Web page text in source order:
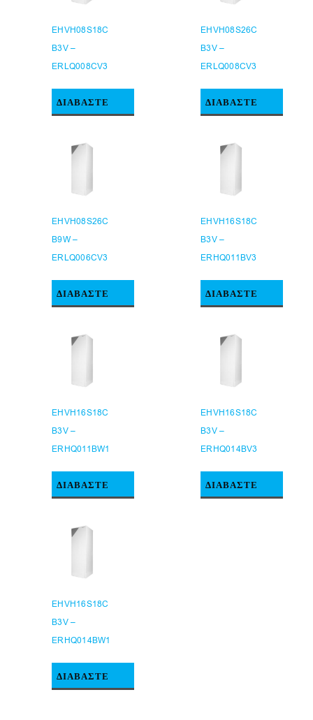
EHVH08S18C
B3V –
ERLQ008CV3
ΔΙΑΒΆΣΤΕ
EHVH08S26C
B3V –
ERLQ008CV3
ΔΙΑΒΆΣΤΕ
EHVH08S26C
B9W –
ERLQ006CV3
ΔΙΑΒΆΣΤΕ
EHVH16S18C
B3V –
ERHQ011BV3
ΔΙΑΒΆΣΤΕ
EHVH16S18C
B3V –
ERHQ011BW1
ΔΙΑΒΆΣΤΕ
EHVH16S18C
B3V –
ERHQ014BV3
ΔΙΑΒΆΣΤΕ
EHVH16S18C
B3V –
ERHQ014BW1
ΔΙΑΒΆΣΤΕ